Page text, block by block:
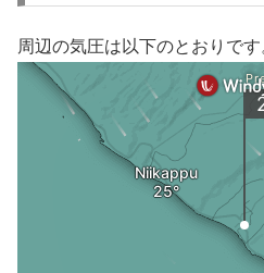
周辺の気圧は以下のとおりです